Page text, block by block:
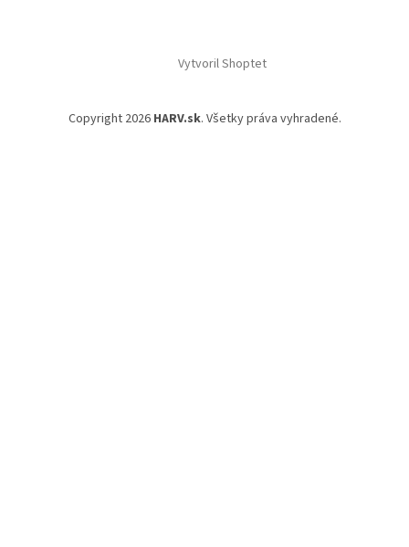
Vytvoril Shoptet
Copyright 2026 HARV.sk. Všetky práva vyhradené.